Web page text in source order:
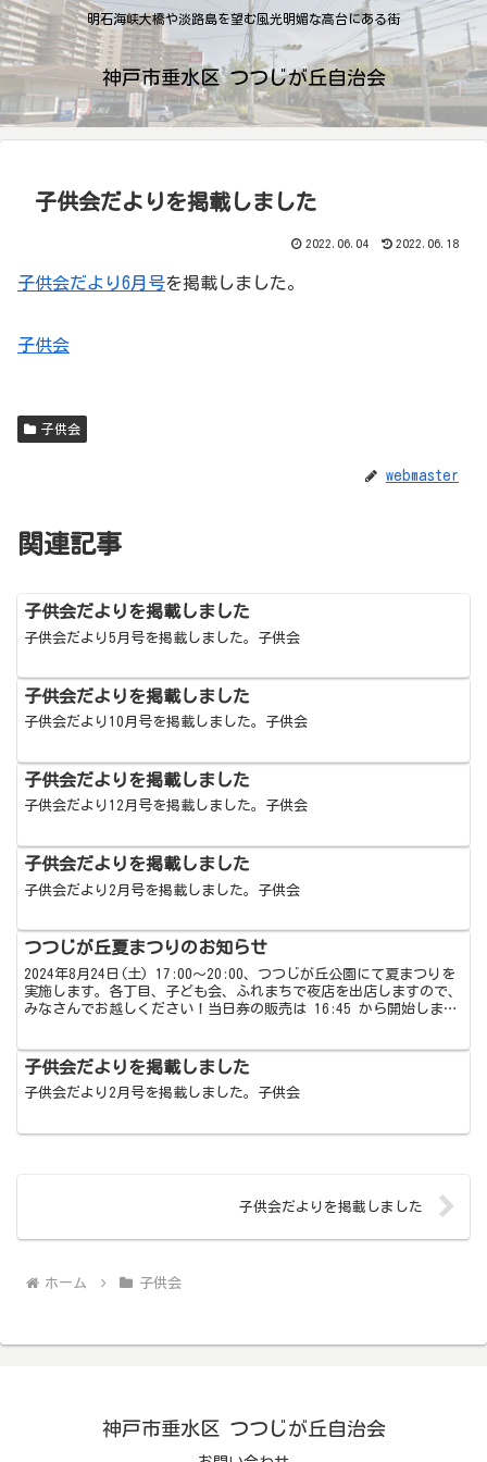
明石海峡大橋や淡路島を望む風光明媚な高台にある街
神戸市垂水区 つつじが丘自治会
子供会だよりを掲載しました
2022.06.04 2022.06.18
子供会だより6月号を掲載しました。
子供会
子供会
webmaster
関連記事
子供会だよりを掲載しました
子供会だより5月号を掲載しました。子供会
子供会だよりを掲載しました
子供会だより10月号を掲載しました。子供会
子供会だよりを掲載しました
子供会だより12月号を掲載しました。子供会
子供会だよりを掲載しました
子供会だより2月号を掲載しました。子供会
つつじが丘夏まつりのお知らせ
2024年8月24日(土) 17:00～20:00、つつじが丘公園にて夏まつりを
実施します。各丁目、子ども会、ふれまちで夜店を出店しますので、
みなさんでお越しください！当日券の販売は 16:45 から開始しま
子供会だよりを掲載しました
子供会だより2月号を掲載しました。子供会
子供会だよりを掲載しました
ホーム 子供会
神戸市垂水区 つつじが丘自治会